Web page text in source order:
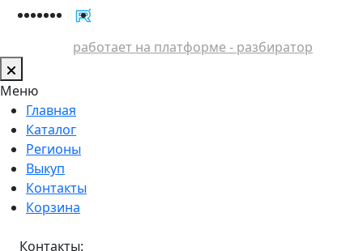
работает на платформе - разбиратор
Меню
Главная
Каталог
Регионы
Выкуп
Контакты
Корзина
Контакты: